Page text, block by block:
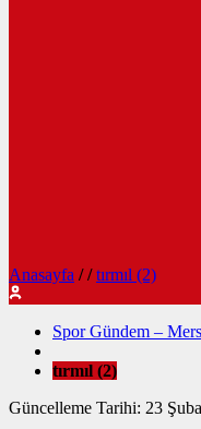
Anasayfa / / tırmıl (2)
Spor Gündem –
tırmıl (2)
Güncelleme Tarihi: 23